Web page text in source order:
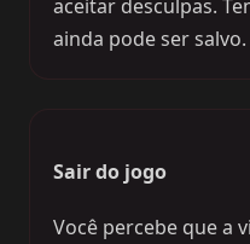
aceitar desculpas.
ainda pode ser salvo.
Sair do jogo
Você percebe que a